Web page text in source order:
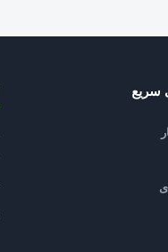
سریع